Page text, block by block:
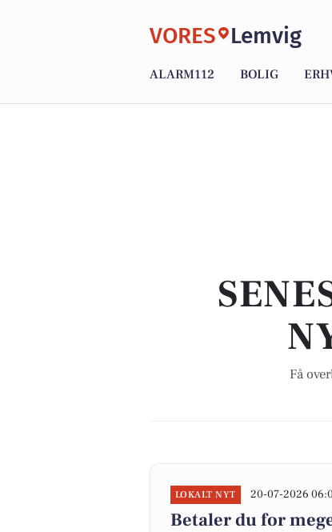
VORES Lemvig
ALARM112 BOLIG
Få
LOKALT NYT 20-07-2026
Betaler du for